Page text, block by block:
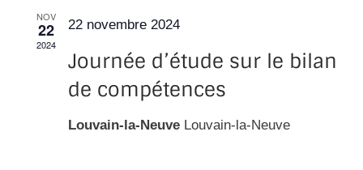
NOV
22
2024
22 novembre 2024
Journée d’étude sur le bilan
de compétences
Louvain-la-Neuve Louvain-la-Neuve